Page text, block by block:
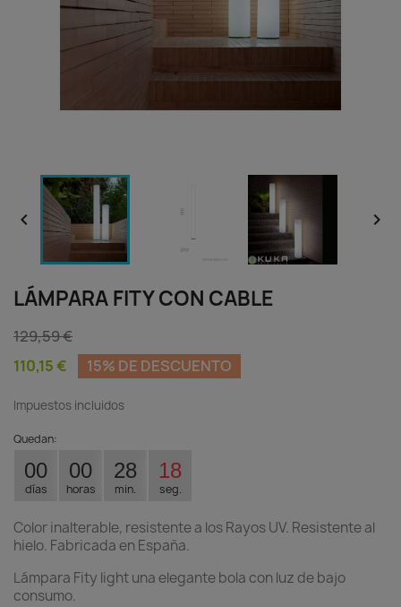
 
LÁMPARA FITY CON CABLE
129,59 €
110,15 €
15% DE DESCUENTO
Impuestos incluidos
Quedan:
00
días
00
horas
28
min.
17
seg.
Color inalterable, resistente a los Rayos UV. Resistente al
hielo. Fabricada en España.
Lámpara Fity light una elegante bola con luz de bajo
consumo.